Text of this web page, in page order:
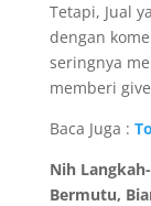
Tetapi, Jual
dengan
seringnya
memberi
Baca Juga :
Nih
Bermutu,